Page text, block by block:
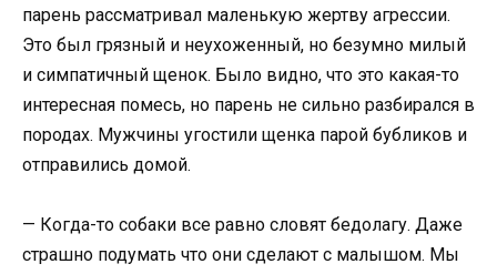
парень рассматривал маленькую жертву агрессии.
Это был грязный и неухоженный, но безумно милый
и симпатичный щенок. Было видно, что это какая-то
интересная помесь, но парень не сильно разбирался в
породах. Мужчины угостили щенка парой бубликов и
отправились домой.
— Когда-то собаки все равно словят бедолагу. Даже
страшно подумать что они сделают с малышом. Мы